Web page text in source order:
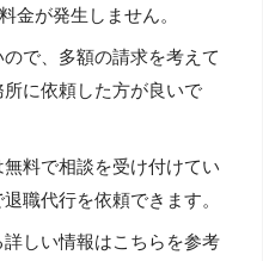
金が発生しません。
で、多額の請求を考えて
に依頼した方が良いで
料で相談を受け付けてい
職代行を依頼できます。
しい情報はこちらを参考